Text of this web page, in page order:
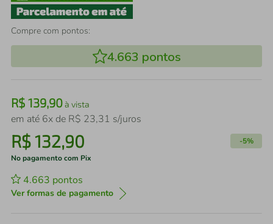
Compre com pontos:
4.663 pontos
R$ 139,90à vista
em até 6x de R$ 23,31 s/juros
R$132,90 -5%
No pagamento com Pix
4.663 pontos
Ver formas de pagamento